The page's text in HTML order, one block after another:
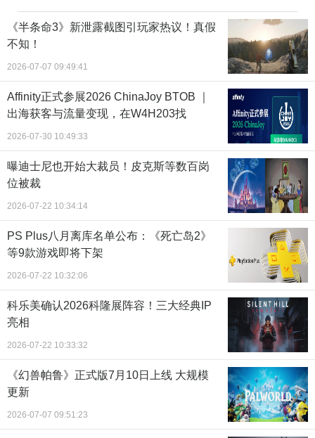
《半条命3》新泄露截图引玩家热议！真假
不知！
2026-07-07 09:49:41
Affinity正式参展2026 ChinaJoy BTOB ｜
出海获客与流量变现，在W4H203找
2026-07-30 10:49:33
曝迪士尼也开始大裁员！皮克斯等数百岗
位被裁
2026-07-22 10:34:14
PS Plus八月离库名单公布：《死亡岛2》
等9款游戏即将下架
2026-07-22 10:32:06
科乐美确认2026科隆展阵容！三大经典IP
亮相
2026-07-22 10:33:32
《幻兽帕鲁》正式版7月10日上线 大规模
更新
2026-07-07 09:51:23